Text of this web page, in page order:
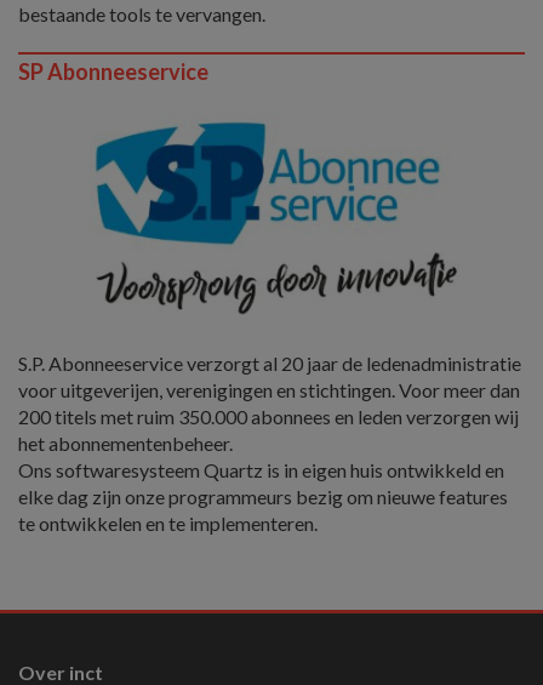
bestaande tools te vervangen.
SP Abonneeservice
S.P. Abonneeservice verzorgt al 20 jaar de ledenadministratie
voor uitgeverijen, verenigingen en stichtingen. Voor meer dan
200 titels met ruim 350.000 abonnees en leden verzorgen wij
het abonnementenbeheer.
Ons softwaresysteem Quartz is in eigen huis ontwikkeld en
elke dag zijn onze programmeurs bezig om nieuwe features
te ontwikkelen en te implementeren.
Over inct